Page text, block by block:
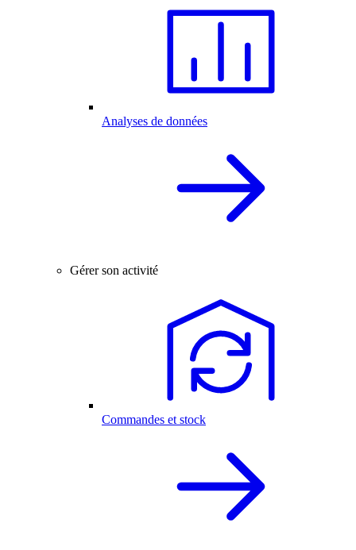
Analyses de données
Gérer son activité
Commandes et stock